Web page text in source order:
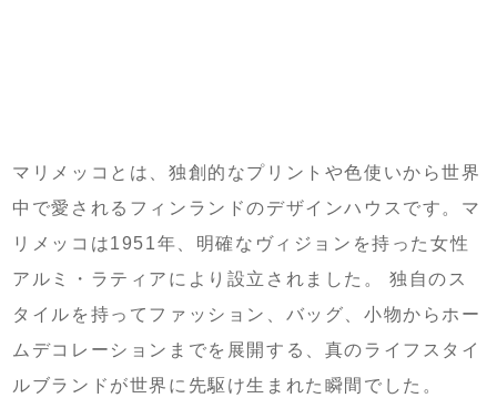
マリメッコとは、独創的なプリントや色使いから世界
中で愛されるフィンランドのデザインハウスです。マ
リメッコは1951年、明確なヴィジョンを持った女性
アルミ・ラティアにより設立されました。 独自のス
タイルを持ってファッション、バッグ、小物からホー
ムデコレーションまでを展開する、真のライフスタイ
ルブランドが世界に先駆け生まれた瞬間でした。